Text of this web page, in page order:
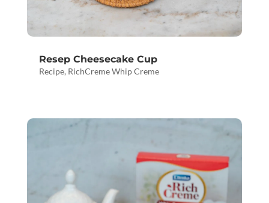
Resep Cheesecake Cup
Recipe, RichCreme Whip Creme